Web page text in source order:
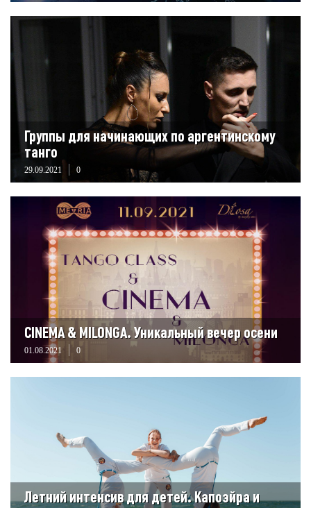
Группы для начинающих по аргентинскому
танго
29.09.2021 0
CINEMA & MILONGA. Уникальный вечер осени
01.08.2021 0
Летний интенсив для детей. Капоэйра и